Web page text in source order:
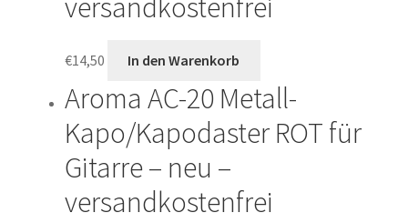
€14,50 In den Warenkorb
Aroma AC-20 Metall-
Kapo/Kapodaster ROT für
Gitarre – neu –
versandkostenfrei